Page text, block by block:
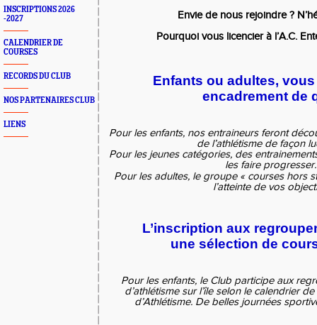
INSCRIPTIONS 2026
-2027
CALENDRIER DE
COURSES
RECORDS DU CLUB
NOS PARTENAIRES CLUB
LIENS
Envie de nous rejoindre ?
Pourquoi vous licencier à l’A.C.
Enfants ou adultes,
encadrement de
Pour les enfants, nos entraineurs feront
de l’athlétisme de façon
Pour les jeunes catégories, des
les faire progresser.
Pour les adultes, le groupe « courses hors
l’atteinte de vos
L’inscription aux
une sélection de
Pour les enfants, le Club participe aux
d’athlétisme sur l’île selon le calendrier
d’Athlétisme. De belles journées